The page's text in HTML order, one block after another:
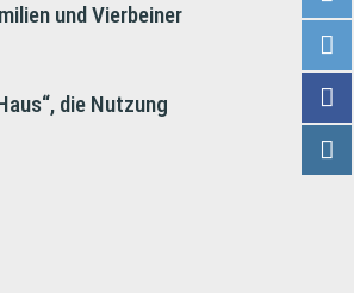
und Vierbeiner
die Nutzung